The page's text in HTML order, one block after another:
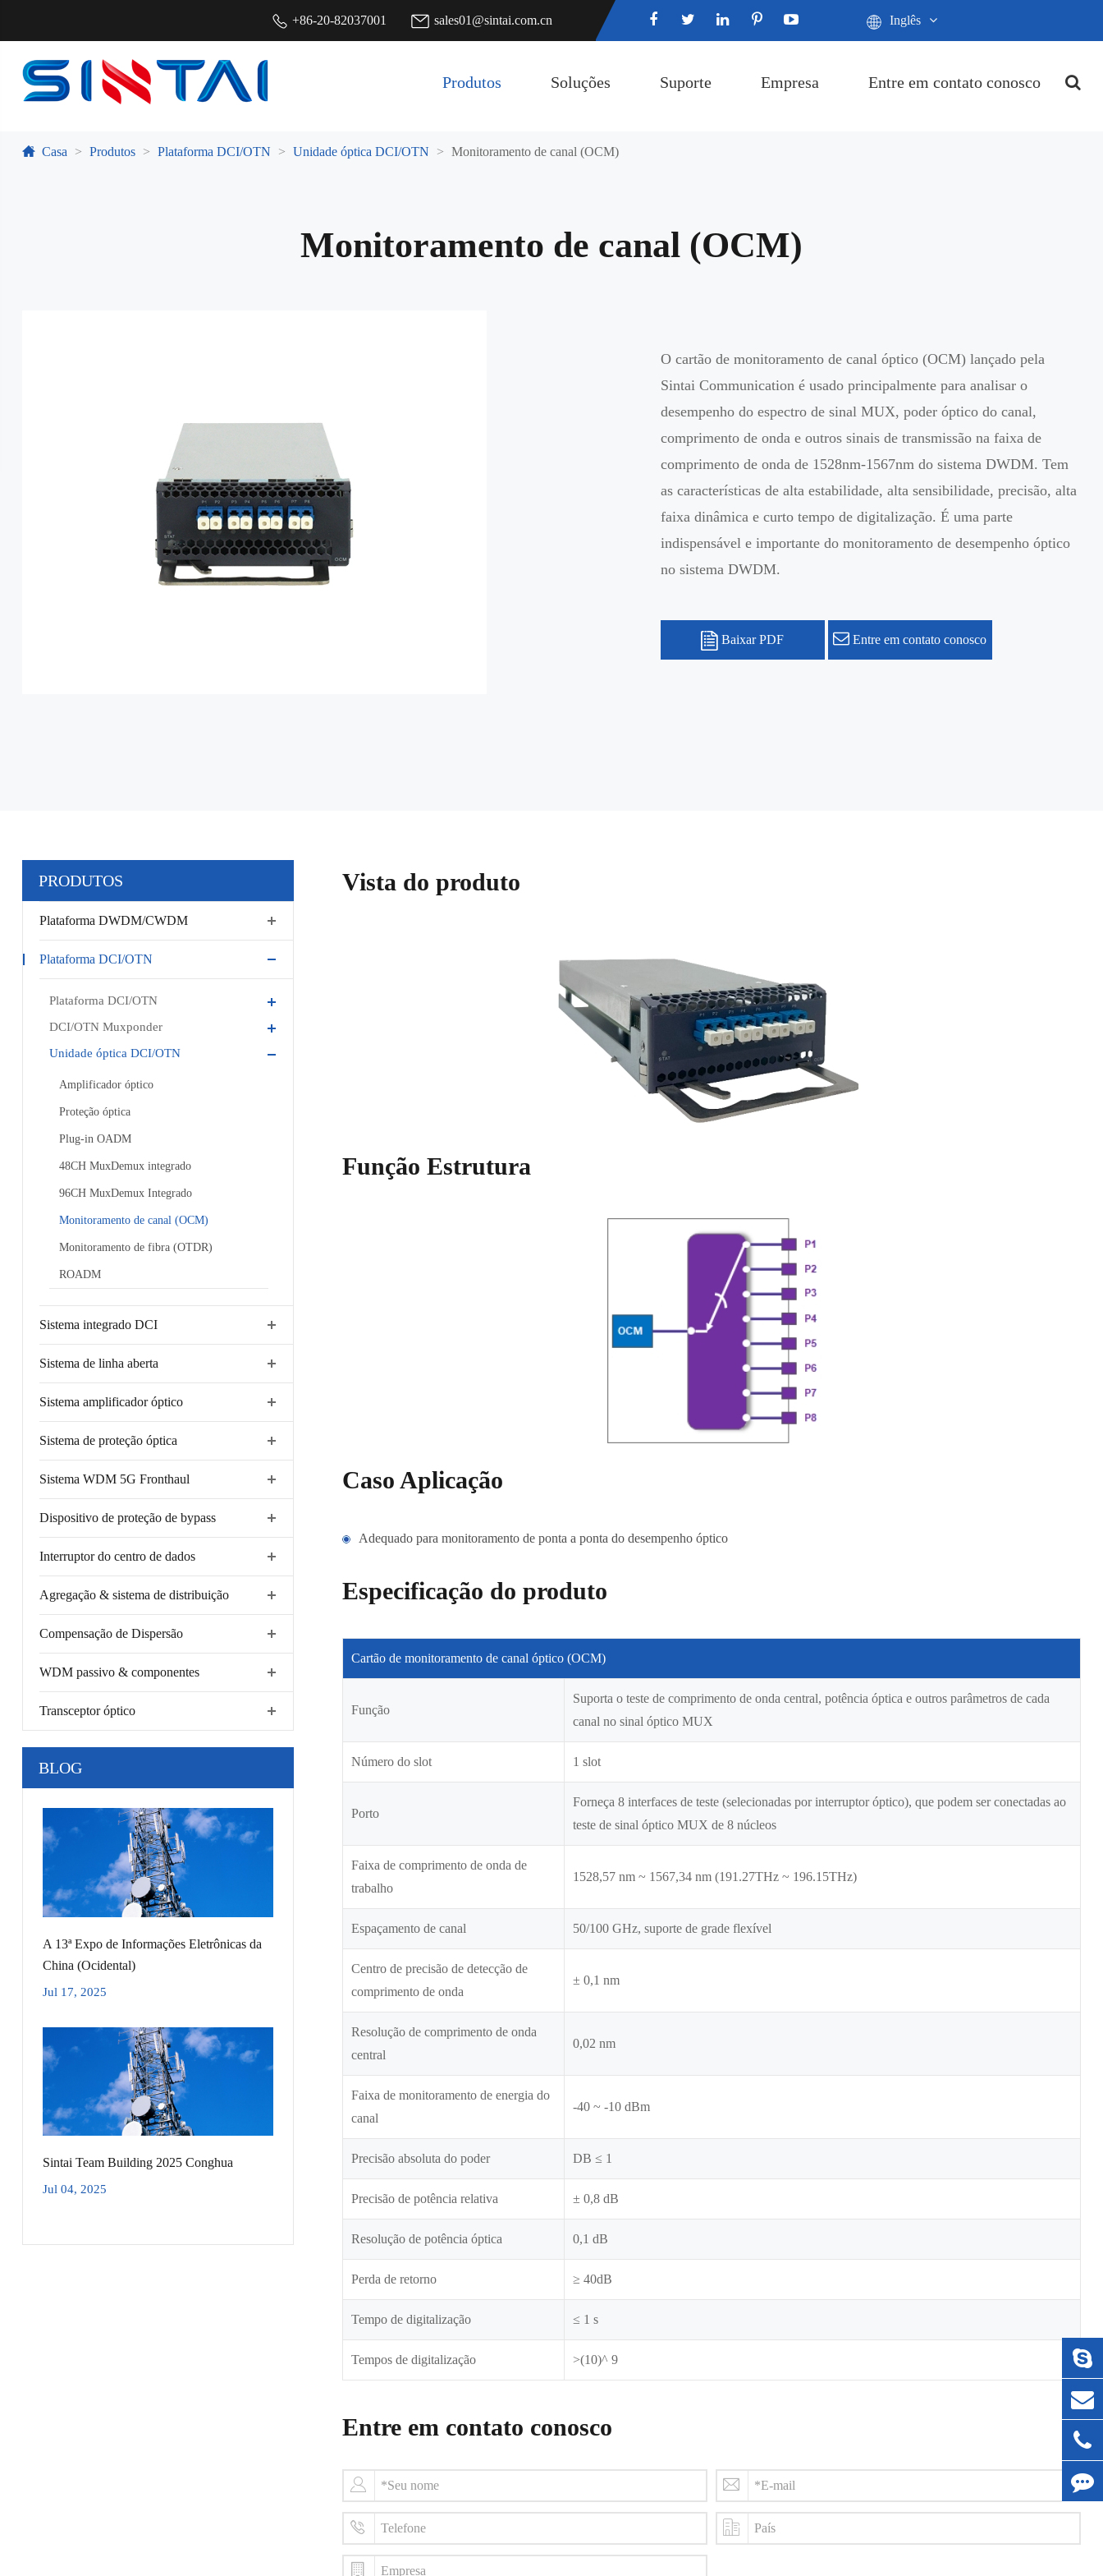
+86-20-82037001 sales01@sintai.com.cn Inglês
Produtos Soluções Suporte Empresa Entre em contato conosco
Casa Produtos Plataforma DCI/OTN Unidade óptica DCI/OTN Monitoramento de canal (OCM)
Monitoramento de canal (OCM)
O cartão de monitoramento de canal óptico (OCM) lançado pela
Sintai Communication é usado principalmente para analisar o
desempenho do espectro de sinal MUX, poder óptico do canal,
comprimento de onda e outros sinais de transmissão na faixa de
comprimento de onda de 1528nm-1567nm do sistema DWDM. Tem
as características de alta estabilidade, alta sensibilidade, precisão, alta
faixa dinâmica e curto tempo de digitalização. É uma parte
indispensável e importante do monitoramento de desempenho óptico
no sistema DWDM.
Baixar PDF Entre em contato conosco
PRODUTOS
Plataforma DWDM/CWDM
Plataforma DCI/OTN
Plataforma DCI/OTN
DCI/OTN Muxponder
Unidade óptica DCI/OTN
Amplificador óptico
Proteção óptica
Plug-in OADM
48CH MuxDemux integrado
96CH MuxDemux Integrado
Monitoramento de canal (OCM)
Monitoramento de fibra (OTDR)
ROADM
Sistema integrado DCI
Sistema de linha aberta
Sistema amplificador óptico
Sistema de proteção óptica
Sistema WDM 5G Fronthaul
Dispositivo de proteção de bypass
Interruptor do centro de dados
Agregação & sistema de distribuição
Compensação de Dispersão
WDM passivo & componentes
Transceptor óptico
BLOG
A 13ª Expo de Informações Eletrônicas da
China (Ocidental)
Jul 17, 2025
Sintai Team Building 2025 Conghua
Jul 04, 2025
Vista do produto
Função Estrutura
Caso Aplicação
Adequado para monitoramento de ponta a ponta do desempenho óptico
Especificação do produto
Cartão de monitoramento de canal óptico (OCM)
Função
Suporta o teste de comprimento de onda central, potência óptica e outros parâmetros de cada
canal no sinal óptico MUX
Número do slot 1 slot
Porto
Forneça 8 interfaces de teste (selecionadas por interruptor óptico), que podem ser conectadas ao
teste de sinal óptico MUX de 8 núcleos
Faixa de comprimento de onda de
trabalho
1528,57 nm ~ 1567,34 nm (191.27THz ~ 196.15THz)
Espaçamento de canal 50/100 GHz, suporte de grade flexível
Centro de precisão de detecção de
comprimento de onda
± 0,1 nm
Resolução de comprimento de onda
central
0,02 nm
Faixa de monitoramento de energia do
canal
-40 ~ -10 dBm
Precisão absoluta do poder DB ≤ 1
Precisão de potência relativa ± 0,8 dB
Resolução de potência óptica 0,1 dB
Perda de retorno ≥ 40dB
Tempo de digitalização ≤ 1 s
Tempos de digitalização >(10)^ 9
Entre em contato conosco